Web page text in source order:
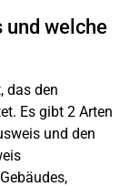
und welche
das den
Es gibt 2 Arten
und den